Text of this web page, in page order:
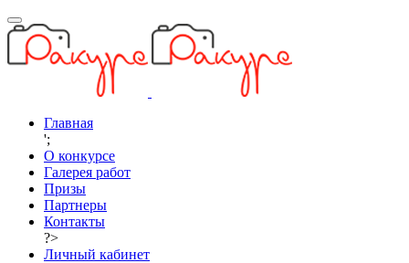
Главная
';
О конкурсе
Галерея работ
Призы
Партнеры
Контакты
?>
Личный кабинет